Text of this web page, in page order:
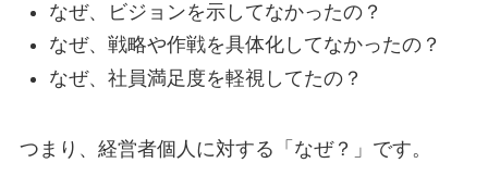
なぜ、ビジョンを示してなかったの？
なぜ、戦略や作戦を具体化してなかったの？
なぜ、社員満足度を軽視してたの？
つまり、経営者個人に対する「なぜ？」です。